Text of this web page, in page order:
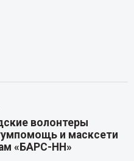
волонтеры
и масксети
«БАРС-НН»